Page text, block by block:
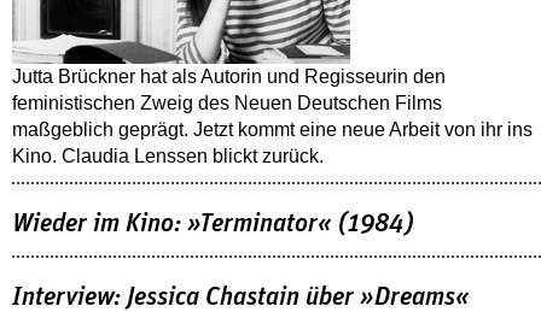
Jutta Brückner hat als Autorin und Regisseurin den
feministischen Zweig des Neuen Deutschen Films
maßgeblich geprägt. Jetzt kommt eine neue Arbeit von ihr ins
Kino. Claudia Lenssen blickt zurück.
Wieder im Kino: »Terminator« (1984)
Interview: Jessica Chastain über »Dreams«